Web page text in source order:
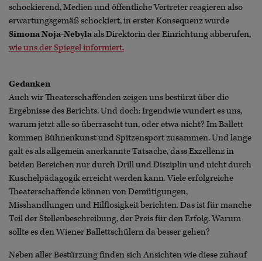
schockierend, Medien und öffentliche Vertreter reagieren also
erwartungsgemäß schockiert, in erster Konsequenz wurde
Simona Noja-Nebylaals Direktorin der Einrichtung abberufen,
wie uns der Spiegel informiert.
Gedanken
Auch wir Theaterschaffenden zeigen uns bestürzt über die
Ergebnisse des Berichts. Und doch: Irgendwie wundert es uns,
warum jetzt alle so überrascht tun, oder etwa nicht? Im Ballett
kommen Bühnenkunst und Spitzensport zusammen. Und lange
galt es als allgemein anerkannte Tatsache, dass Exzellenz in
beiden Bereichen nur durch Drill und Disziplin und nicht durch
Kuschelpädagogik erreicht werden kann. Viele erfolgreiche
Theaterschaffende können von Demütigungen,
Misshandlungen und Hilflosigkeit berichten. Das ist für manche
Teil der Stellenbeschreibung, der Preis für den Erfolg. Warum
sollte es den Wiener Ballettschülern da besser gehen?
Neben aller Bestürzung finden sich Ansichten wie diese zuhauf